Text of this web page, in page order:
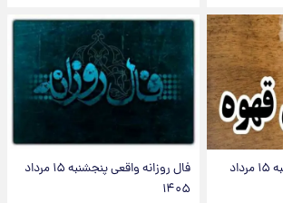
فال قهوه روزانه پنجشنبه ۱۵ مرداد
فال روزانه واقعی پنجشنبه ۱۵ مرداد
۱۴۰۵